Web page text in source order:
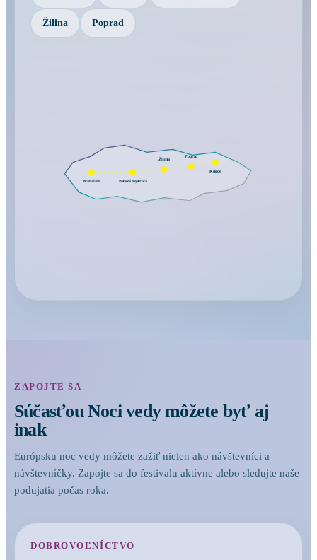
Žilina Poprad
Bratislava Banská Bystrica
Žilina Poprad
Košice
ZAPOJTE SA
Súčasťou Noci vedy môžete byť aj
inak
Európsku noc vedy môžete zažiť nielen ako návštevníci a
návštevníčky. Zapojte sa do festivalu aktívne alebo sledujte naše
podujatia počas roka.
DOBROVOĽNÍCTVO